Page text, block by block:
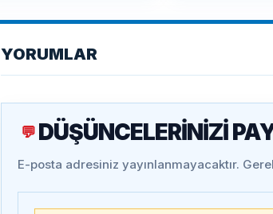
YORUMLAR
💬 DÜŞÜNCELERİNİZİ
E-posta adresiniz yayınlanmayacaktır.